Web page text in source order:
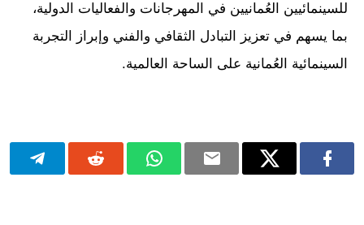
للسينمائيين العُمانيين في المهرجانات والفعاليات الدولية،
بما يسهم في تعزيز التبادل الثقافي والفني وإبراز التجربة
السينمائية العُمانية على الساحة العالمية.